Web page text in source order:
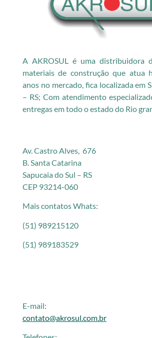
A AKROSUL é uma distribuidora
materiais de construção que atua
anos no mercado, fica localizada em
– RS; Com atendimento
entregas em todo o estado do Rio
Av. Castro Alves, 676
B. Santa Catarina
Sapucaia do Sul – RS
CEP 93214-060
Mais contatos Whats:
(51) 989215120
(51) 989183529
E-mail:
contato@akrosul.com.br